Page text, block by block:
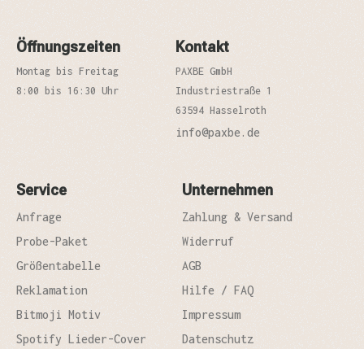
Öffnungszeiten
Montag bis Freitag
8:00 bis 16:30 Uhr
Kontakt
PAXBE GmbH
Industriestraße 1
63594 Hasselroth
info@paxbe.de
Service
Anfrage
Probe-Paket
Größentabelle
Reklamation
Bitmoji Motiv
Spotify Lieder-Cover
Unternehmen
Zahlung & Versand
Widerruf
AGB
Hilfe / FAQ
Impressum
Datenschutz